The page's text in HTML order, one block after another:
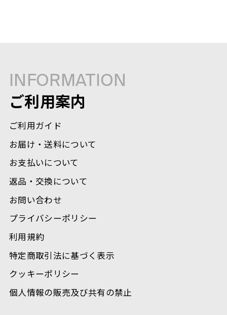
INFORMATION
ご利用案内
ご利用ガイド
お届け・送料について
お支払いについて
返品・交換について
お問い合わせ
プライバシーポリシー
利用規約
特定商取引法に基づく表示
クッキーポリシー
個人情報の販売及び共有の禁止